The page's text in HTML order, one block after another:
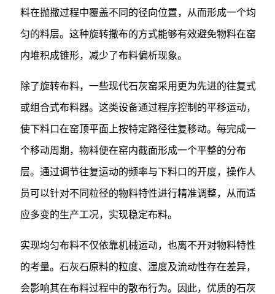
料在抛撒过程中覆盖不同的径向位置，从而形成一个均
匀的料层。这种旋转撒布的方式能够有效避免物料在窑
内堆积成锥形，减少了布料偏析现象。
除了旋转布料，一些现代石灰窑采用更为先进的往复式
或组合式布料器。这类设备通过程序控制的平移运动，
使下料口在窑顶平面上按特定路径往复移动。每完成一
个移动周期，物料便在窑内截面形成一个平整的分布
层。通过调节往复运动的频率与下料口的开度，操作人
员可以针对不同粒径的物料特性进行精准调整，从而适
应多变的生产工况，实现稳定布料。
实现均匀布料不仅依靠机械运动，也离不开对物料特性
的考量。石灰石原料的粒度、湿度及流动性存在差异，
会影响其在布料过程中的散布行为。因此，优质的石灰